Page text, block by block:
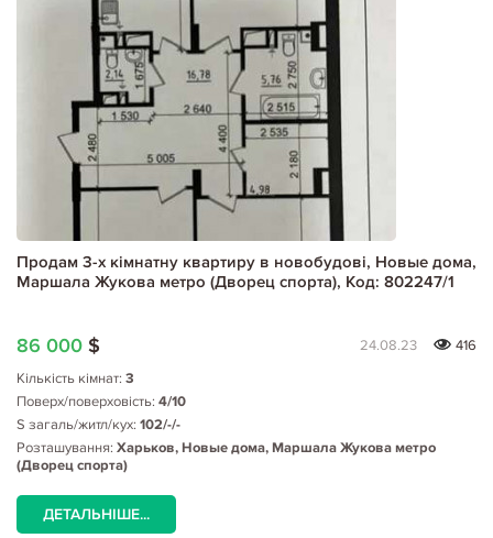
Продам 3-х кімнатну квартиру в новобудові, Новые дома,
Маршала Жукова метро (Дворец спорта), Код: 802247/1
86 000 $ 24.08.23
416
Кількість кімнат: 3
Поверх/поверховість: 4/10
S загаль/житл/кух: 102/-/-
Розташування: Харьков, Новые дома, Маршала Жукова метро
(Дворец спорта)
ДЕТАЛЬНІШЕ...